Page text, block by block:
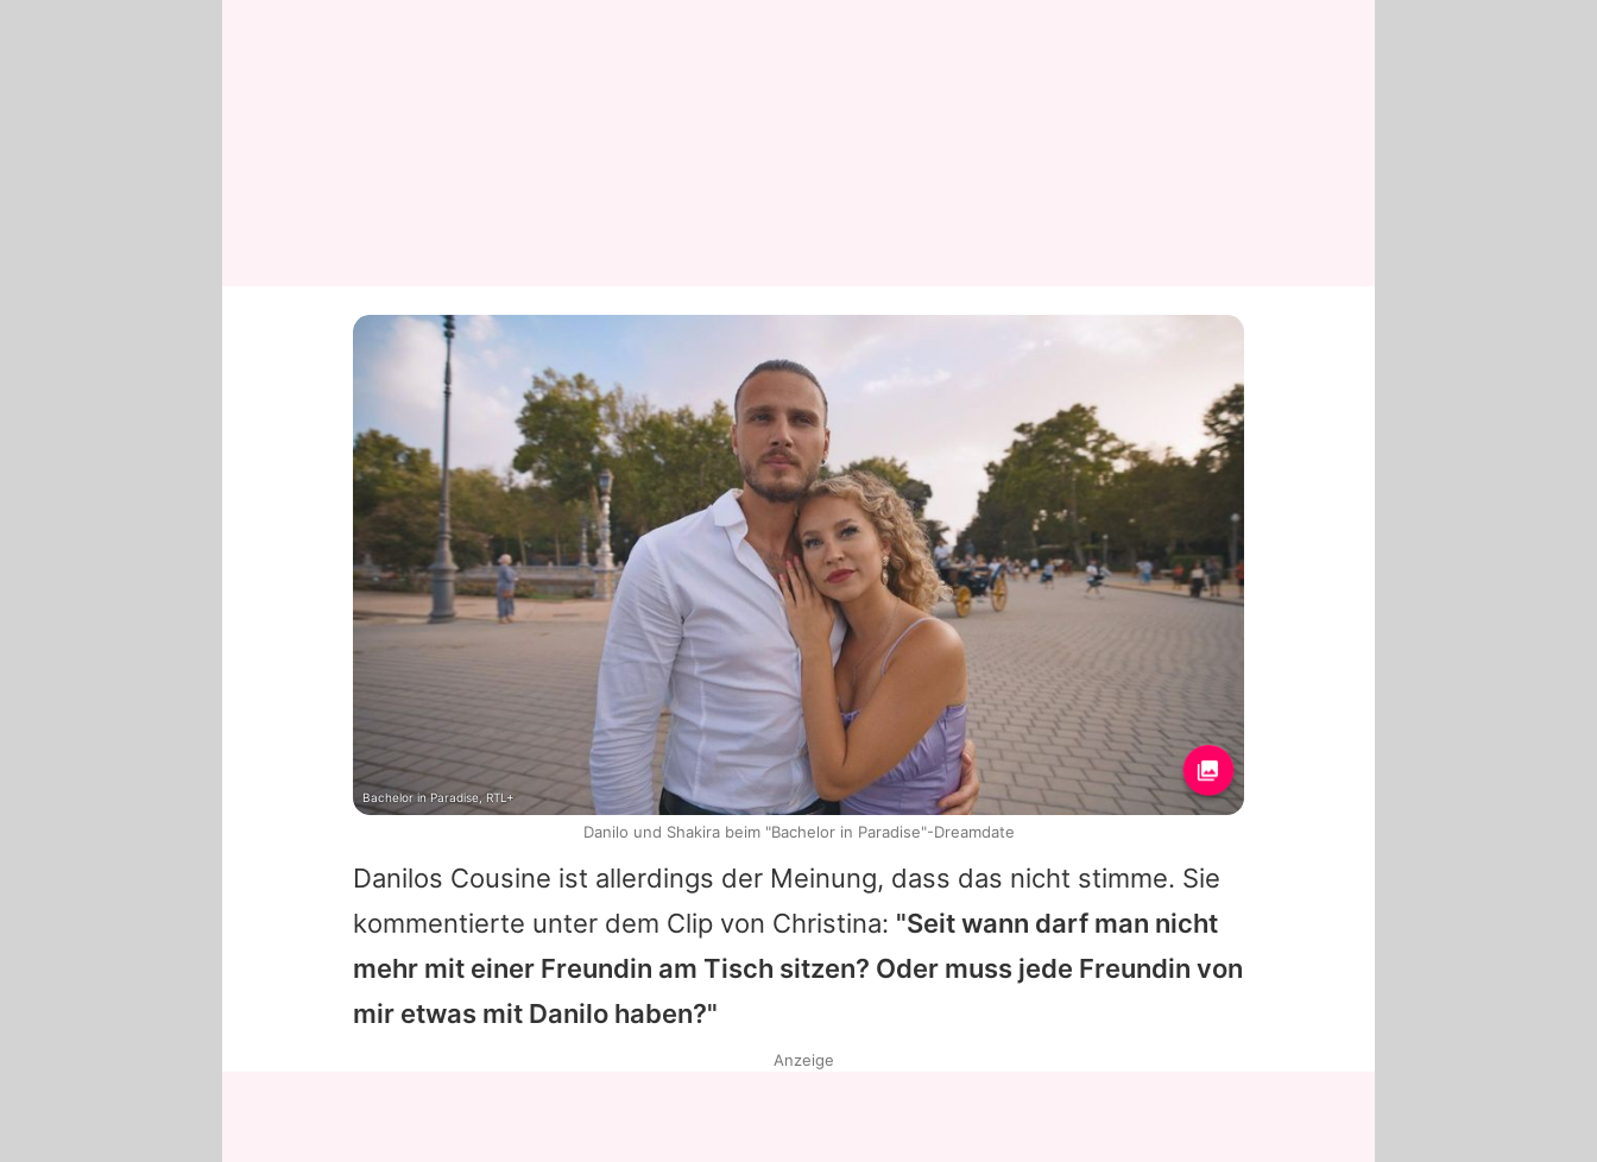
Danilos Cousine ist allerdings der Meinung, dass das nicht stimme. Sie
kommentierte unter dem Clip von Christina: "Seit wann darf man nicht
mehr mit einer Freundin am Tisch sitzen? Oder muss jede Freundin von
mir etwas mit Danilo haben?"
Bachelor in Paradise, RTL+
Danilo und Shakira beim "Bachelor in Paradise"-Dreamdate
Anzeige